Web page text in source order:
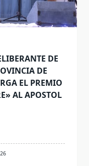
DE
DE
EL PREMIO
AL APOSTOL